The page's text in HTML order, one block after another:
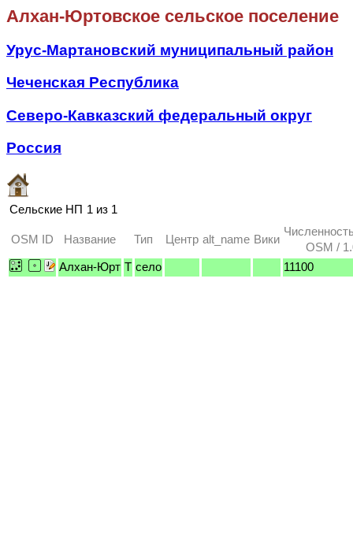
Алхан-Юртовское сельское поселение
Урус-Мартановский муниципальный район
Чеченская Республика
Северо-Кавказский федеральный округ
Россия
Сельские НП 1 из 1
OSM ID Название Тип Центр alt_name Вики
OSM /
Алхан-Юрт T село 11100